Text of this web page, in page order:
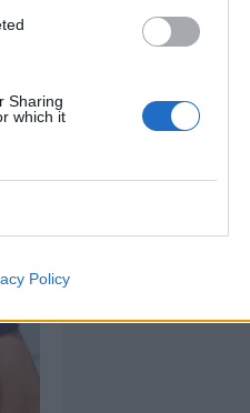
Sharing
which it
Policy